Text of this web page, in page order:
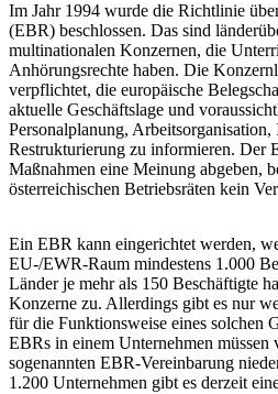
Im Jahr 1994 wurde die Richtlinie
(EBR) beschlossen. Das sind
multinationalen Konzernen, die
Anhörungsrechte haben. Die
verpflichtet, die europäische
aktuelle Geschäftslage und
Personalplanung, Arbeitsorganisation,
Restrukturierung zu informieren. Der
Maßnahmen eine Meinung abgeben,
österreichischen Betriebsräten kein
Ein EBR kann eingerichtet werden,
EU-/EWR-Raum mindestens 1.000
Länder je mehr als 150 Beschäftigte
Konzerne zu. Allerdings gibt es nur
für die Funktionsweise eines solchen
EBRs in einem Unternehmen müssen
sogenannten EBR-Vereinbarung
1.200 Unternehmen gibt es derzeit